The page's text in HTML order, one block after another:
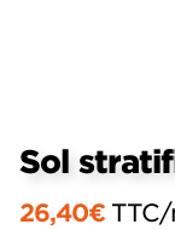
Sol
26,40€ TTC/